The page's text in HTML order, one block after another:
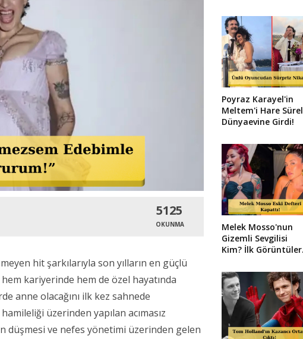
5125
OKUNMA
hit şarkılarıyla son yılların en güçlü
kariyerinde hem de özel hayatında
anne olacağını ilk kez sahnede
üzerinden yapılan acımasız
düşmesi ve nefes yönetimi üzerinden gelen
Poyraz Karayel'in
Meltem'i Hare Sürel
Dünyaevine Girdi!
Melek Mosso'nun
Gizemli Sevgilisi
Kim? İlk Görüntüler